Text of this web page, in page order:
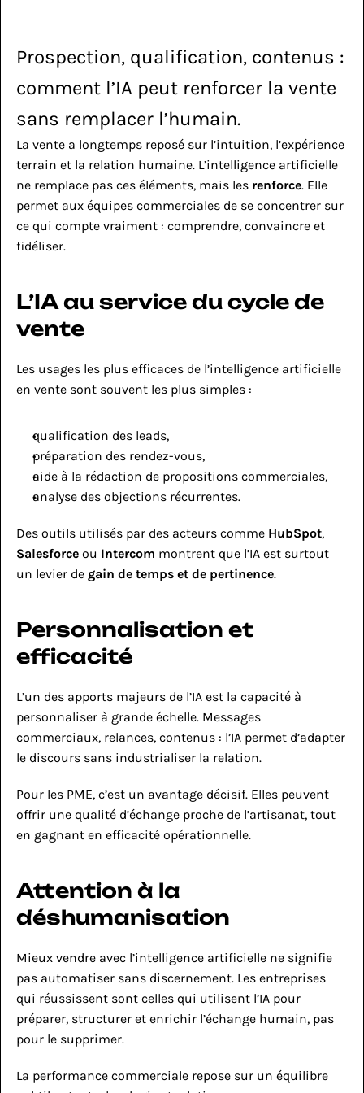
Prospection, qualification, contenus :
comment l’IA peut renforcer la vente
sans remplacer l’humain.
La vente a longtemps reposé sur l’intuition, l’expérience
terrain et la relation humaine. L’intelligence artificielle
ne remplace pas ces éléments, mais les renforce. Elle
permet aux équipes commerciales de se concentrer sur
ce qui compte vraiment : comprendre, convaincre et
fidéliser.
L’IA au service du cycle de
vente
Les usages les plus efficaces de l’intelligence artificielle
en vente sont souvent les plus simples :
qualification des leads,
préparation des rendez-vous,
aide à la rédaction de propositions commerciales,
analyse des objections récurrentes.
Des outils utilisés par des acteurs comme HubSpot
Salesforce ou Intercom montrent que l’IA est surtout
un levier de gain de temps et de pertinence.
Personnalisation et
efficacité
L’un des apports majeurs de l’IA est la capacité à
personnaliser à grande échelle. Messages
commerciaux, relances, contenus : l’IA permet d’adapter
le discours sans industrialiser la relation.
Pour les PME, c’est un avantage décisif. Elles peuvent
offrir une qualité d’échange proche de l’artisanat, tout
en gagnant en efficacité opérationnelle.
Attention à la
déshumanisation
Mieux vendre avec l’intelligence artificielle ne signifie
pas automatiser sans discernement. Les entreprises
qui réussissent sont celles qui utilisent l’IA pour
préparer, structurer et enrichir l’échange humain, pas
pour le supprimer.
La performance commerciale repose sur un équilibre